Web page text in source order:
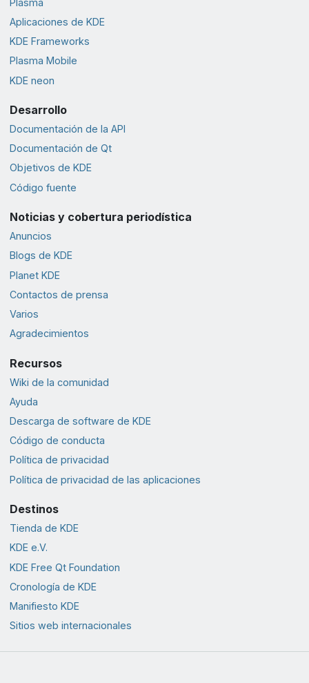
Aplicaciones de KDE
KDE Frameworks
Plasma Mobile
KDE neon
Desarrollo
Documentación de la API
Documentación de Qt
Objetivos de KDE
Código fuente
Noticias y cobertura periodística
Anuncios
Blogs de KDE
Planet KDE
Contactos de prensa
Varios
Agradecimientos
Recursos
Wiki de la comunidad
Ayuda
Descarga de software de KDE
Código de conducta
Política de privacidad
Política de privacidad de las aplicaciones
Destinos
Tienda de KDE
KDE e.V.
KDE Free Qt Foundation
Cronología de KDE
Manifiesto KDE
Sitios web internacionales